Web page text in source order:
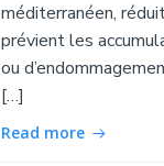
méditerranéen,
prévient les
ou
[…]
Read more